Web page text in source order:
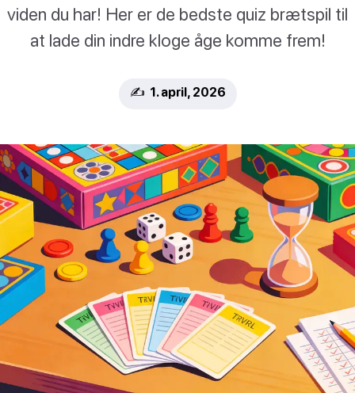
viden du har! Her er de bedste quiz brætspil til
at lade din indre kloge åge komme frem!
✍️ 1. april, 2026